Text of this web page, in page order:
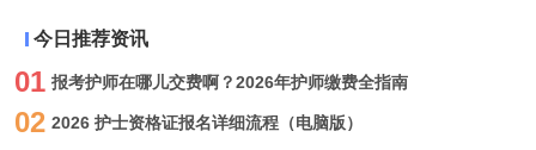
今日推荐资讯
01 报考护师在哪儿交费啊？2026年护师缴费全指南
02 2026 护士资格证报名详细流程（电脑版）